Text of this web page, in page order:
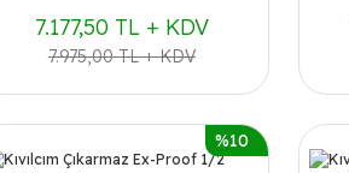
7.177,50 TL + KDV
7.975,00 TL + KDV
%10